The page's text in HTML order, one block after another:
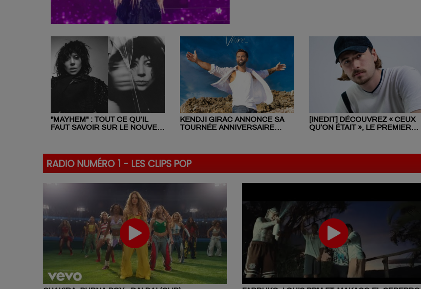
"MAYHEM" : TOUT CE QU’IL
FAUT SAVOIR SUR LE NOUVEL
KENDJI GIRAC ANNONCE SA
TOURNÉE ANNIVERSAIRE
[INEDIT] DÉCOUVREZ « CEUX
QU’ON ÉTAIT », LE PREMIER
RADIO NUMÉRO 1 - LES CLIPS POP